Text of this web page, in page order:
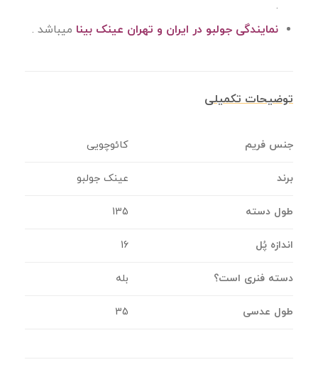
.
نمایندگی جولبو در ایران و تهران عینک بینا میباشد .
توضیحات تکمیلی
جنس فریم کائوچویی
برند عینک جولبو
طول دسته 135
اندازه پُل 16
دسته فنری است؟ بله
طول عدسی 35